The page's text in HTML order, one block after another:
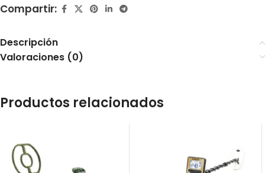
Compartir:
Descripción
Valoraciones (0)
Productos relacionados